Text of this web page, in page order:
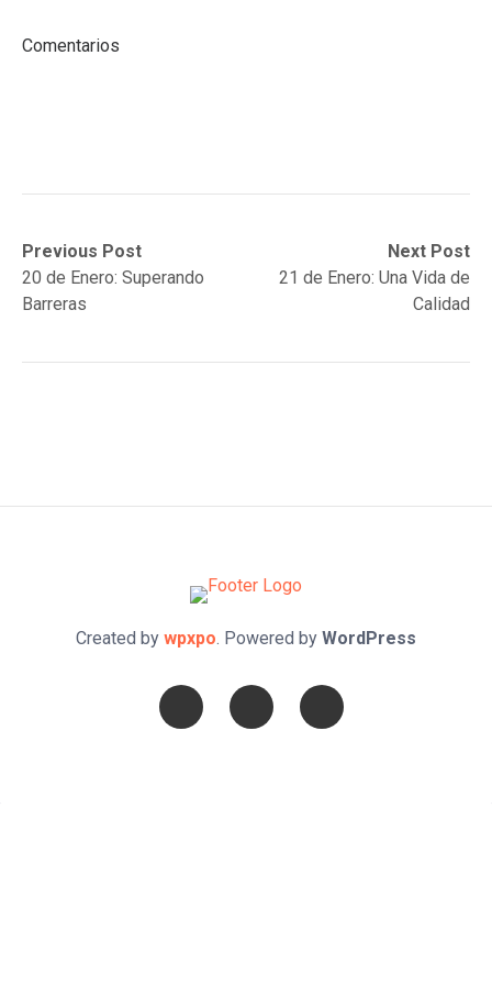
Comentarios
Post
navigation
Previous Post
Previous
post:20 de Enero: Superando
Barreras
Next Post
Next
post:
21 de Enero: Una Vida de
Calidad
Created by wpxpo. Powered by WordPress